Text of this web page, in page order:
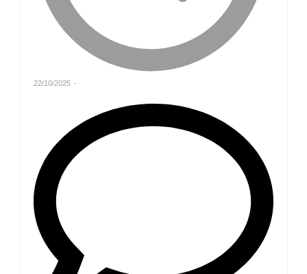
22/10/2025 -